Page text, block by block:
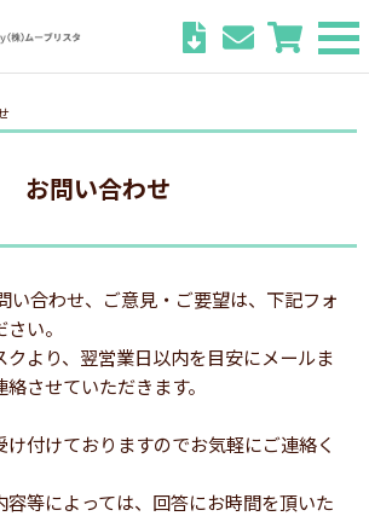
お問い合わせ
い合わせ、ご意見・ご要望は、下記フォ
い。
クより、翌営業日以内を目安にメールま
させていただきます。
け付けておりますのでお気軽にご連絡く
等によっては、回答にお時間を頂いた